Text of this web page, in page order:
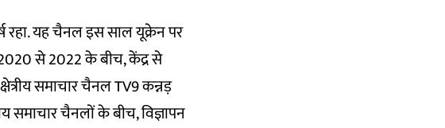
रहा. यह चैनल इस साल यूक्रेन पर
से 2022 के बीच, केंद्र से
समाचार चैनल TV9 कन्नड़
समाचार चैनलों के बीच, विज्ञापन